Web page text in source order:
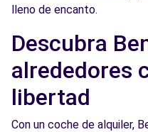
lleno de encanto.
Descubra
alrededores
libertad
Con un coche de alquiler,